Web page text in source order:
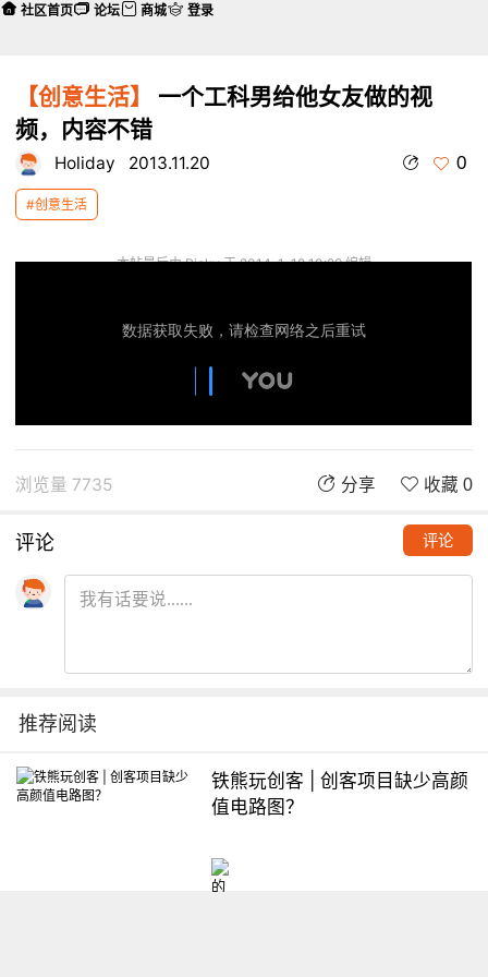
【创意生活】
一个工科男给他女友做的视
频，内容不错
Holiday 2013.11.20 0
#创意生活
本帖最后由 Ricky 于 2014-1-18 10:29 编辑
浏览量 7735 分享 收藏 0
评论 评论
推荐阅读
铁熊玩创客 | 创客项目缺少高颜
值电路图？
社区首页 论坛 商城 登录